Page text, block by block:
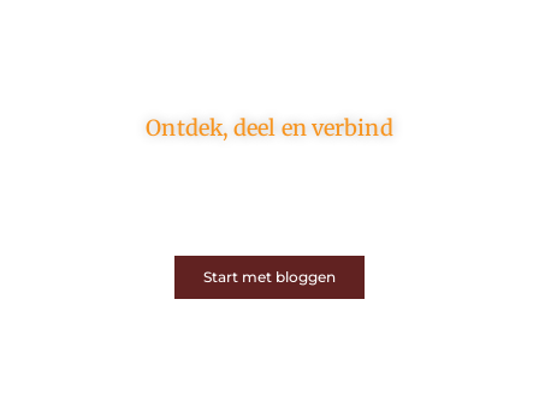
Ontdek, deel en verbind
Start met bloggen